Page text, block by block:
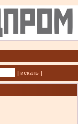
| искать |